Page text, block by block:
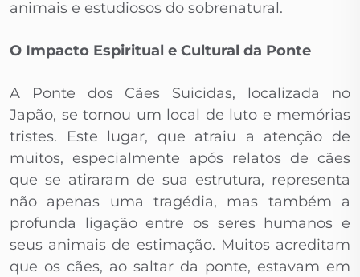
animais e estudiosos do sobrenatural.
O Impacto Espiritual e Cultural da Ponte
A Ponte dos Cães Suicidas, localizada no
Japão, se tornou um local de luto e memórias
tristes. Este lugar, que atraiu a atenção de
muitos, especialmente após relatos de cães
que se atiraram de sua estrutura, representa
não apenas uma tragédia, mas também a
profunda ligação entre os seres humanos e
seus animais de estimação. Muitos acreditam
que os cães, ao saltar da ponte, estavam em